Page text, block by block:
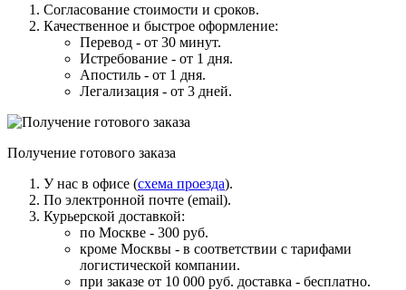
Согласование стоимости и сроков.
Качественное и быстрое оформление:
Перевод - от 30 минут.
Истребование - от 1 дня.
Апостиль - от 1 дня.
Легализация - от 3 дней.
Получение готового заказа
У нас в офисе (схема проезда).
По электронной почте (email).
Курьерской доставкой:
по Москве - 300 руб.
кроме Москвы - в соответствии с тарифами
логистической компании.
при заказе от 10 000 руб. доставка - бесплатно.